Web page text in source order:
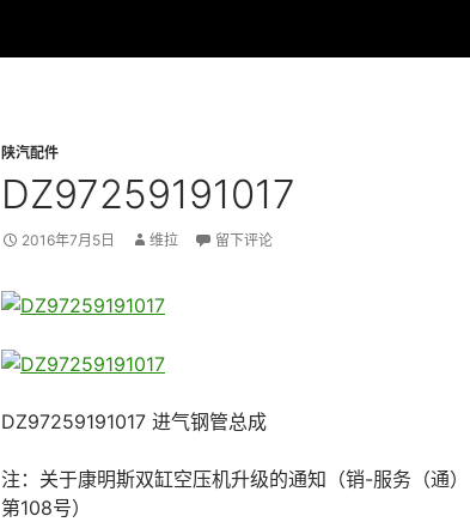
陕汽配件
DZ97259191017
2016年7月5日 维拉 留下评论
DZ97259191017 进气钢管总成
注：关于康明斯双缸空压机升级的通知（销-服务（通
第108号）